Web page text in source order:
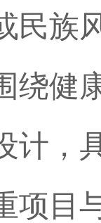
民族
绕健
计，
项目